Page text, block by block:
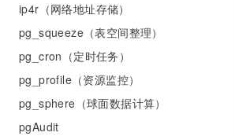
ip4r（网络地址存储）
pg_squeeze（表空间整理）
pg_cron（定时任务）
pg_profile（资源监控）
pg_sphere（球面数据计算）
pgAudit